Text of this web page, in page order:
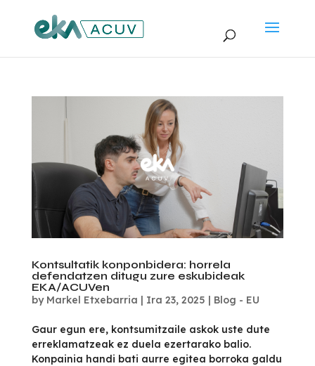
Kontsultatik konponbidera: horrela
defendatzen ditugu zure eskubideak
EKA/ACUVen
by Markel Etxebarria | Ira 23, 2025 | Blog - EU
Gaur egun ere, kontsumitzaile askok uste dute
erreklamatzeak ez duela ezertarako balio.
Konpainia handi bati aurre egitea borroka galdu